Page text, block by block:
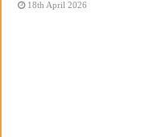
18th April 2026